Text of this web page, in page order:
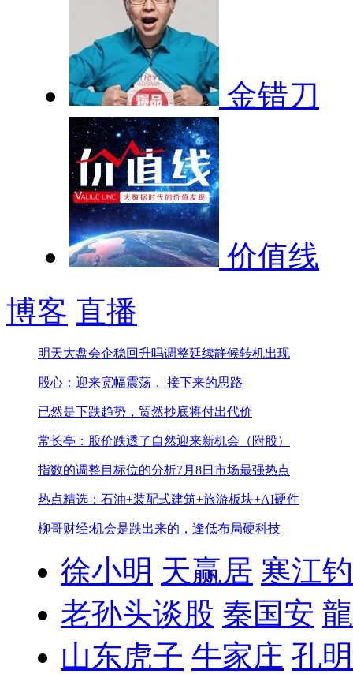
金错刀
价值线
博客 直播
明天大盘会企稳回升吗调整延续静候转机出现
股心：迎来宽幅震荡， 接下来的思路
已然是下跌趋势，贸然抄底将付出代价
常长亭：股价跌透了自然迎来新机会（附股）
指数的调整目标位的分析7月8日市场最强热点
热点精选：石油+装配式建筑+旅游板块+AI硬件
柳哥财经:机会是跌出来的，逢低布局硬科技
徐小明 天赢居 寒江
老孙头谈股 秦国安
山东虎子 牛家庄 孔